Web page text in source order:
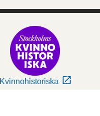
Kvinnohistoriska